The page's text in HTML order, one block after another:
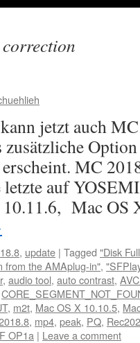
jetzt auch
zusätzliche
MC
letzte auf
10.11.6, Mac
, update | Tagged "Disk
from the AMAplug-in",
, audio tool, auto contrast,
, m2t, Mac OS X 10.10.5,
, mp4, peak, PQ,
OP1a | Leave a comment